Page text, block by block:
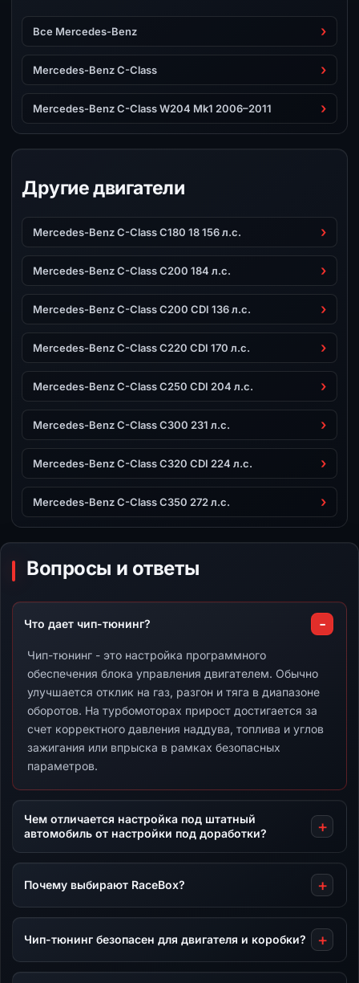
Все Mercedes-Benz
Mercedes-Benz C-Class
Mercedes-Benz C-Class W204 Mk1 2006–2011
Другие двигатели
Mercedes-Benz C-Class C180 18 156 л.с.
Mercedes-Benz C-Class C200 184 л.с.
Mercedes-Benz C-Class C200 CDI 136 л.с.
Mercedes-Benz C-Class C220 CDI 170 л.с.
Mercedes-Benz C-Class C250 CDI 204 л.с.
Mercedes-Benz C-Class C300 231 л.с.
Mercedes-Benz C-Class C320 CDI 224 л.с.
Mercedes-Benz C-Class C350 272 л.с.
Вопросы и ответы
Что дает чип-тюнинг?
Чип-тюнинг - это настройка программного
обеспечения блока управления двигателем. Обычно
улучшается отклик на газ, разгон и тяга в диапазоне
оборотов. На турбомоторах прирост достигается за
счет корректного давления наддува, топлива и углов
зажигания или впрыска в рамках безопасных
параметров.
Чем отличается настройка под штатный
автомобиль от настройки под доработки?
Почему выбирают RaceBox?
Чип-тюнинг безопасен для двигателя и коробки?